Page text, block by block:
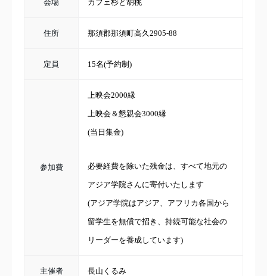
会場 カフェ杉と胡桃
住所 那須郡那須町高久2905-88
定員 15名(予約制)
参加費
上映会2000縁
上映会＆懇親会3000縁
(当日集金)
必要経費を除いた残金は、すべて地元の
アジア学院さんに寄付いたします
(アジア学院はアジア、アフリカ各国から
留学生を無償で招き、持続可能な社会の
リーダーを養成しています)
主催者 長山くるみ